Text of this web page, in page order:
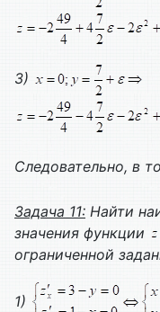
3)
Следовательно, в
Задача 11: Найти
значения функции
ограниченной
1)